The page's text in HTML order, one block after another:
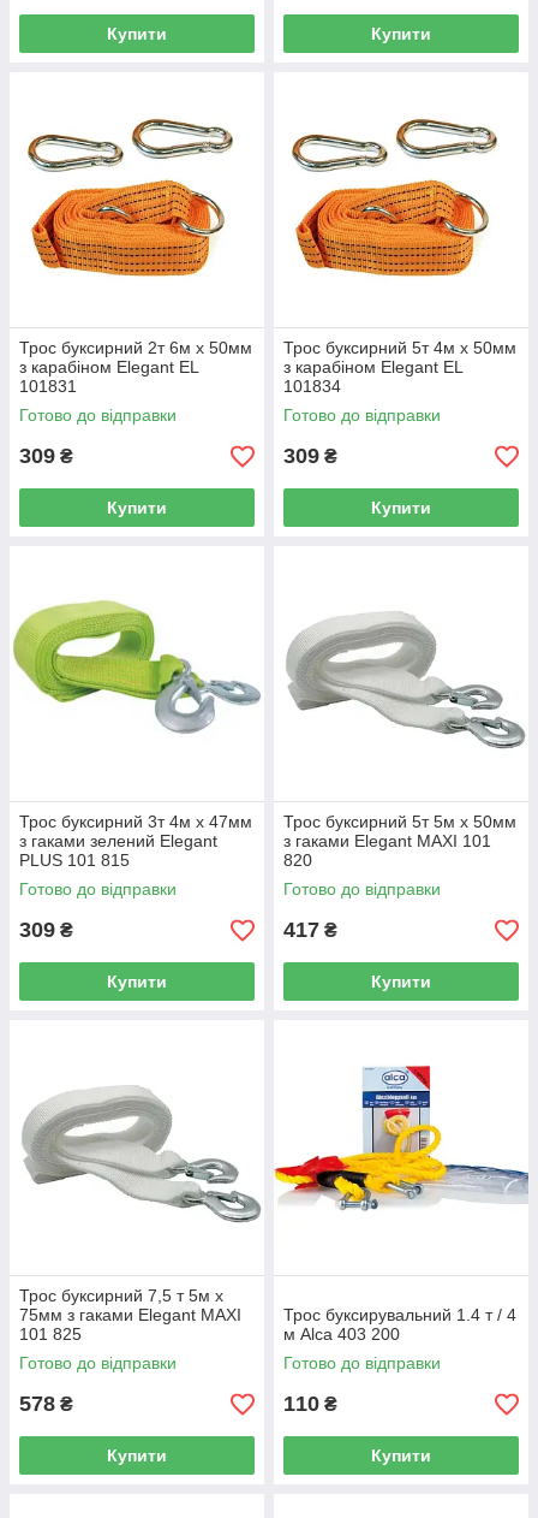
Купити Купити
Трос буксирний 2т 6м х 50мм
з карабіном Elegant EL
101831
Готово до відправки
309 ₴
Купити
Трос буксирний 5т 4м х 50мм
з карабіном Elegant EL
101834
Готово до відправки
309 ₴
Купити
Трос буксирний 3т 4м х 47мм
з гаками зелений Elegant
PLUS 101 815
Готово до відправки
309 ₴
Купити
Трос буксирний 5т 5м х 50мм
з гаками Elegant MAXI 101
820
Готово до відправки
417 ₴
Купити
Трос буксирний 7,5 т 5м х
75мм з гаками Elegant MAXI
101 825
Готово до відправки
578 ₴
Купити
Трос буксирувальний 1.4 т / 4
м Alca 403 200
Готово до відправки
110 ₴
Купити